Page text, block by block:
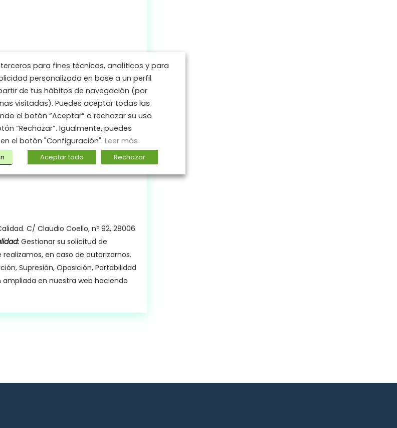
C/ Claudio Coello, nº 92, 28006
Gestionar su solicitud de
en caso de autorizarnos.
Supresión, Oposición, Portabilidad
en nuestra web haciendo
para fines técnicos, analíticos y para
personalizada en base a un perfil
de tus hábitos de navegación (por
visitadas). Puedes aceptar todas las
el botón “Aceptar” o rechazar su uso
“Rechazar”. Igualmente, puedes
el botón "Configuración". Leer más
Aceptar todo Rechazar